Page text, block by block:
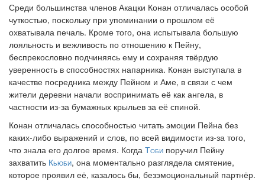
Среди большинства членов Акацки Конан отличалась особой
чуткостью, поскольку при упоминании о прошлом её
охватывала печаль. Кроме того, она испытывала большую
лояльность и вежливость по отношению к Пейну,
беспрекословно подчиняясь ему и сохраняя твёрдую
уверенность в способностях напарника. Конан выступала в
качестве посредника между Пейном и Аме, в связи с чем
жители деревни начали воспринимать её как ангела, в
частности из-за бумажных крыльев за её спиной.
Конан отличалась способностью читать эмоции Пейна без
каких-либо выражений и слов, по всей видимости из-за того,
что знала его долгое время. Когда Тоби поручил Пейну
захватить Кьюби, она моментально разглядела смятение,
которое проявил её, казалось бы, безэмоциональный партнёр.